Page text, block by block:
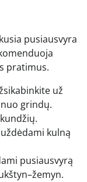
pusiausvyra
pratimus.
už
grindų.
kulną
pusiausvyrą